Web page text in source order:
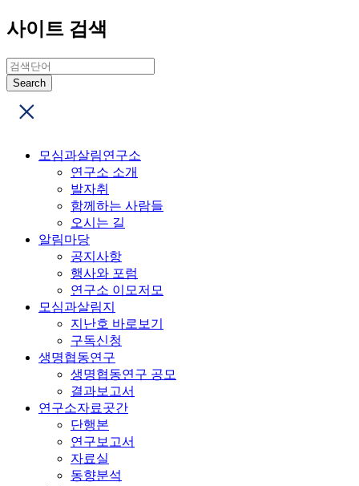
사이트 검색
모심과살림연구소
연구소 소개
발자취
함께하는 사람들
오시는 길
알림마당
공지사항
행사와 포럼
연구소 이모저모
모심과살림지
지난호 바로보기
구독신청
생명협동연구
생명협동연구 공모
결과보고서
연구소자료곳간
단행본
연구보고서
자료실
동향분석